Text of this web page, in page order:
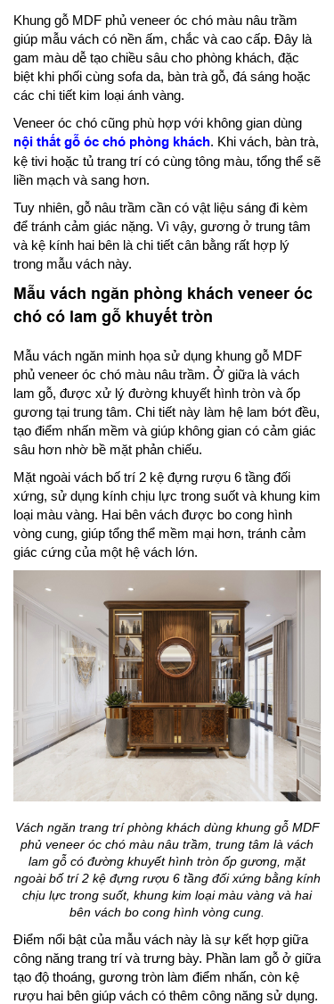
Khung gỗ MDF phủ veneer óc chó màu nâu trầm
giúp mẫu vách có nền ấm, chắc và cao cấp. Đây là
gam màu dễ tạo chiều sâu cho phòng khách, đặc
biệt khi phối cùng sofa da, bàn trà gỗ, đá sáng hoặc
các chi tiết kim loại ánh vàng.
Veneer óc chó cũng phù hợp với không gian dùng
nội thất gỗ óc chó phòng khách. Khi vách, bàn trà,
kệ tivi hoặc tủ trang trí có cùng tông màu, tổng thể sẽ
liền mạch và sang hơn.
Tuy nhiên, gỗ nâu trầm cần có vật liệu sáng đi kèm
để tránh cảm giác nặng. Vì vậy, gương ở trung tâm
và kệ kính hai bên là chi tiết cân bằng rất hợp lý
trong mẫu vách này.
Mẫu vách ngăn phòng khách veneer óc
chó có lam gỗ khuyết tròn
Mẫu vách ngăn minh họa sử dụng khung gỗ MDF
phủ veneer óc chó màu nâu trầm. Ở giữa là vách
lam gỗ, được xử lý đường khuyết hình tròn và ốp
gương tại trung tâm. Chi tiết này làm hệ lam bớt đều,
tạo điểm nhấn mềm và giúp không gian có cảm giác
sâu hơn nhờ bề mặt phản chiếu.
Mặt ngoài vách bố trí 2 kệ đựng rượu 6 tầng đối
xứng, sử dụng kính chịu lực trong suốt và khung kim
loại màu vàng. Hai bên vách được bo cong hình
vòng cung, giúp tổng thể mềm mại hơn, tránh cảm
giác cứng của một hệ vách lớn.
Vách ngăn trang trí phòng khách dùng khung gỗ MDF
phủ veneer óc chó màu nâu trầm, trung tâm là vách
lam gỗ có đường khuyết hình tròn ốp gương, mặt
ngoài bố trí 2 kệ đựng rượu 6 tầng đối xứng bằng kính
chịu lực trong suốt, khung kim loại màu vàng và hai
bên vách bo cong hình vòng cung.
Điểm nổi bật của mẫu vách này là sự kết hợp giữa
công năng trang trí và trưng bày. Phần lam gỗ ở giữa
tạo độ thoáng, gương tròn làm điểm nhấn, còn kệ
rượu hai bên giúp vách có thêm công năng sử dụng.